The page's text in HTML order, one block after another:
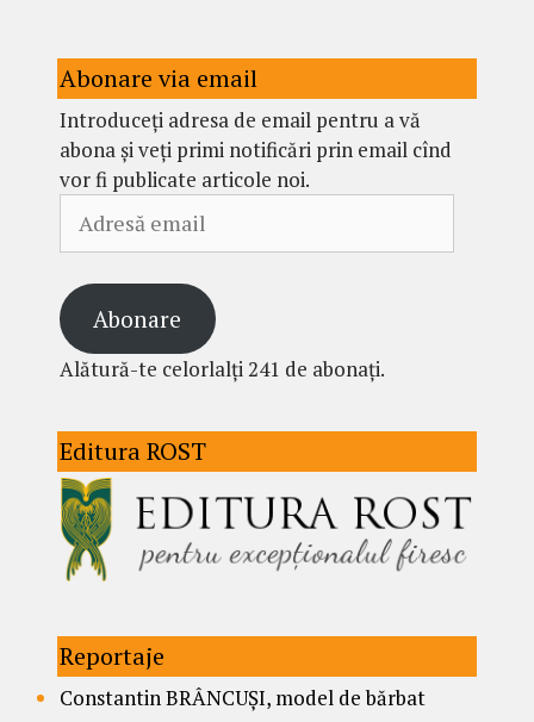
Abonare via email
Introduceți adresa de email pentru a vă
abona și veți primi notificări prin email cînd
vor fi publicate articole noi.
email
Abonare
Alătură-te celorlalți 241 de abonați.
Editura ROST
Reportaje
Constantin BRÂNCUȘI, model de bărbat